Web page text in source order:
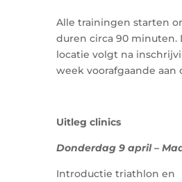
Alle trainingen starten
duren circa 90 minuten.
locatie volgt na
week voorafgaande aan
Uitleg clinics
Donderdag 9 april –
Introductie triathlon en